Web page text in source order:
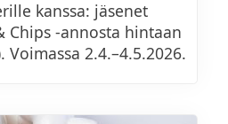
(L, Sis. pähkinää)
(VL)
tomaatilla (VE)
(VE+G+VS)
kanssa: jäsenet
Chips -annosta hintaan
Voimassa 2.4.–4.5.2026.